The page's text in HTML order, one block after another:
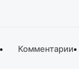
Комментарии